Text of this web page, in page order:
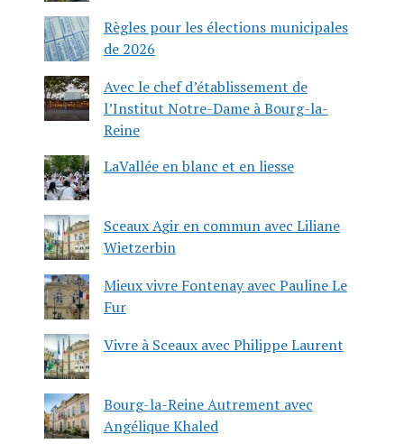
Règles pour les élections municipales
de 2026
Avec le chef d’établissement de
l’Institut Notre-Dame à Bourg-la-
Reine
LaVallée en blanc et en liesse
Sceaux Agir en commun avec Liliane
Wietzerbin
Mieux vivre Fontenay avec Pauline Le
Fur
Vivre à Sceaux avec Philippe Laurent
Bourg-la-Reine Autrement avec
Angélique Khaled